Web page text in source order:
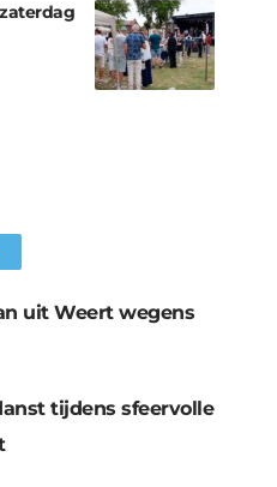
uit Weert wegens
tijdens sfeervolle